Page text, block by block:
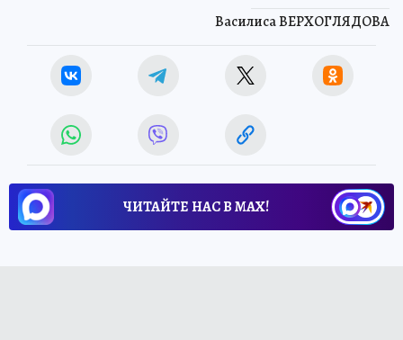
Василиса ВЕРХОГЛЯДОВА
ЧИТАЙТЕ НАС В МАХ!